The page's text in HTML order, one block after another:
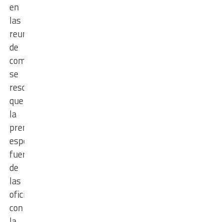
en
las
reuniones
de
comisiones
se
resolvió
que
la
prensa
espere
fuera
de
las
oficinas
con